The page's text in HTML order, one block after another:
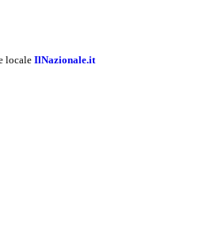
localeIlNazionale.it